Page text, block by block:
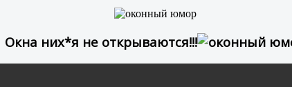
Окна них*я не открываются!!!